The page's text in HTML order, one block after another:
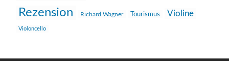
Rezension Richard Wagner Tourismus Violine
Violoncello